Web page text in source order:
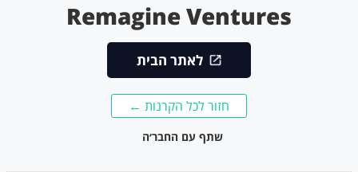
Remagine Ventures
לאתר הבית
חזור לכל הקרנות ←
שתף עם החבר׳ה